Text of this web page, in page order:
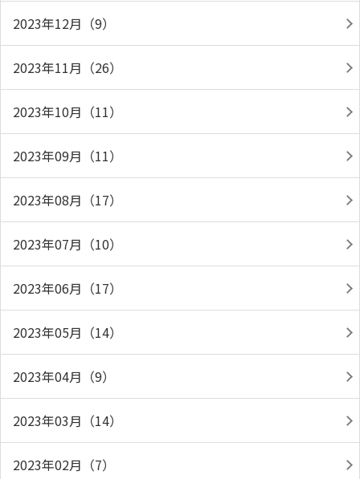
2023年12月（9）
2023年11月（26）
2023年10月（11）
2023年09月（11）
2023年08月（17）
2023年07月（10）
2023年06月（17）
2023年05月（14）
2023年04月（9）
2023年03月（14）
2023年02月（7）